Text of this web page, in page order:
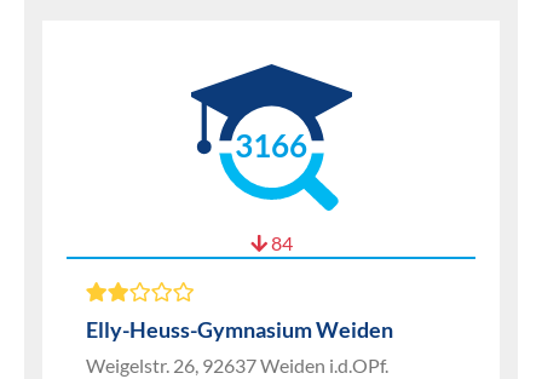
3166
84
Elly-Heuss-Gymnasium Weiden
Weigelstr. 26, 92637 Weiden i.d.OPf.